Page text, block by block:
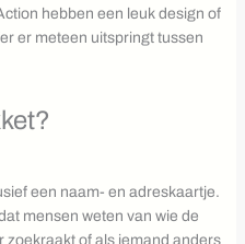
hebben een leuk design of
er meteen uitspringt tussen
een naam- en adreskaartje.
mensen weten van wie de
zoekraakt of als iemand anders